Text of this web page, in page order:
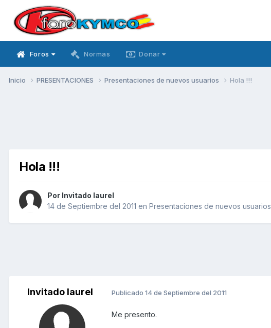
Foros Normas Donar
Inicio PRESENTACIONES Presentaciones de nuevos usuarios Hola !!!
Hola !!!
Por Invitado laurel
14 de Septiembre del 2011 en Presentaciones de nuevos usuarios
Invitado laurel Publicado 14 de Septiembre del 2011
Me presento.